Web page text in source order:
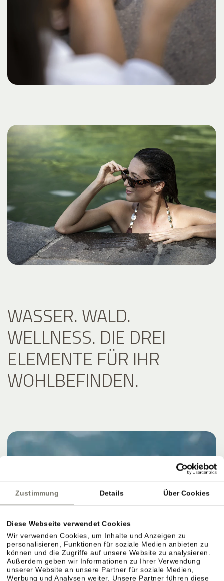
Zustimmung Details Über Cookies
Diese Webseite verwendet Cookies
Wir verwenden Cookies, um Inhalte und Anzeigen zu
personalisieren, Funktionen für soziale Medien anbieten zu
können und die Zugriffe auf unsere Website zu analysieren.
Außerdem geben wir Informationen zu Ihrer Verwendung
unserer Website an unsere Partner für soziale Medien,
Werbung und Analysen weiter. Unsere Partner führen diese
WASSER. WALD.
WELLNESS. DIE DREI
ELEMENTE FÜR IHR
WOHLBEFINDEN.